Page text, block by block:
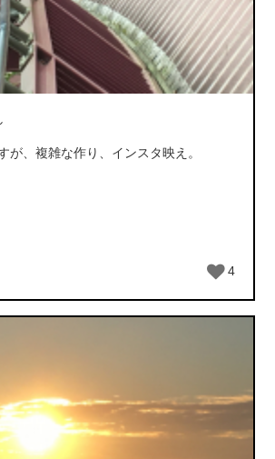
が、複雑な作り、インスタ映え。
4